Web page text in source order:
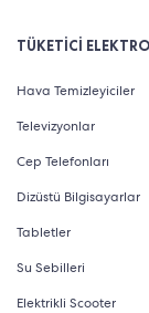
TÜKETİCİ
Hava Temizleyiciler
Televizyonlar
Cep Telefonları
Dizüstü Bilgisayarlar
Tabletler
Su Sebilleri
Elektrikli Scooter